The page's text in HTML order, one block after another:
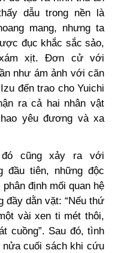
dẫu trong nền là
mang, nhưng ta
đục khắc sắc sảo,
xịt. Đơn cử với
như ám ảnh với căn
đến trao cho Yuichi
ra cả hai nhân vật
yêu đương và xa
đó cũng xảy ra với
đầu tiên, những độc
định mối quan hệ
đầy dằn vặt: “Nếu thứ
vài xen ti mét thôi,
cuồng”. Sau đó, tình
cuối sách khi cứu